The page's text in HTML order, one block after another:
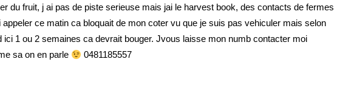
du fruit, j ai pas de piste serieuse mais jai le harvest book, des contacts de fermes
appeler ce matin ca bloquait de mon coter vu que je suis pas vehiculer mais selon
ici 1 ou 2 semaines ca devrait bouger. Jvous laisse mon numb contacter moi
sa on en parle
0481185557